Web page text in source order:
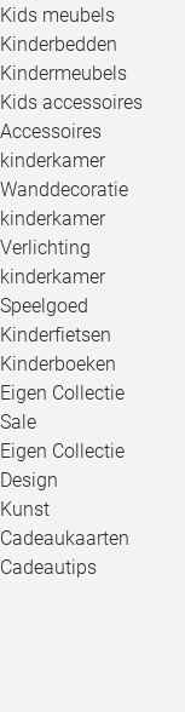
Kids meubels
Kinderbedden
Kindermeubels
Kids accessoires
Accessoires
kinderkamer
Wanddecoratie
kinderkamer
Verlichting
kinderkamer
Speelgoed
Kinderfietsen
Kinderboeken
Eigen Collectie
Sale
Eigen Collectie
Design
Kunst
Cadeaukaarten
Cadeautips